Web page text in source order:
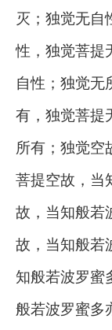
灭；独觉无自
性，独觉菩提
自性；独觉无
有，独觉菩提
所有；独觉空
菩提空故，当
故，当知般若
故，当知般若
知般若波罗蜜
般若波罗蜜多